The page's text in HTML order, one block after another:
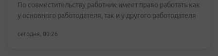
По совместительству работник имеет право работать как
у основного работодателя, так и у другого работодателя
сегодня, 00:26